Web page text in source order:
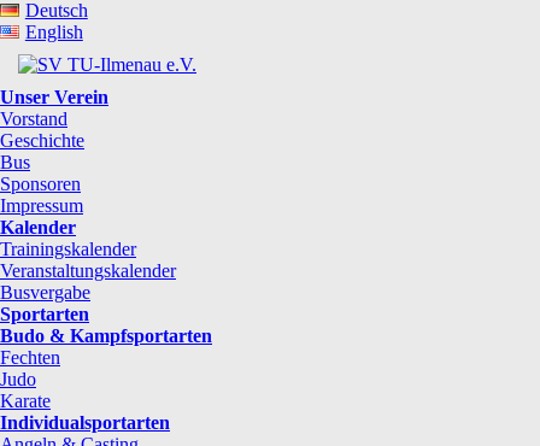
Deutsch
English
Unser Verein
Vorstand
Geschichte
Bus
Sponsoren
Impressum
Kalender
Trainingskalender
Veranstaltungskalender
Busvergabe
Sportarten
Budo & Kampfsportarten
Fechten
Judo
Karate
Individualsportarten